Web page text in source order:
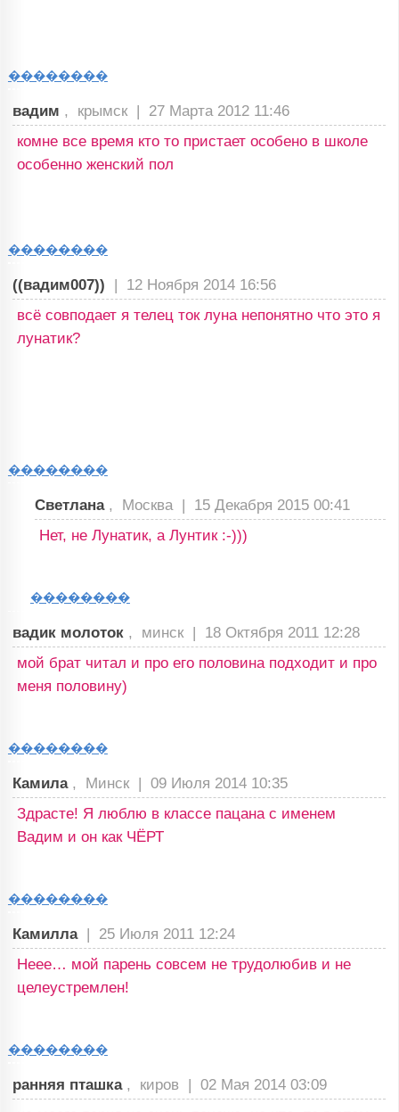
��������
вадим , крымск | 27 Марта 2012 11:46
комне все время кто то пристает особено в школе
особенно женский пол
��������
((вадим007)) | 12 Ноября 2014 16:56
всё совподает я телец ток луна непонятно что это я
лунатик?
��������
Светлана , Москва | 15 Декабря 2015 00:41
Нет, не Лунатик, а Лунтик :-)))
��������
вадик молоток , минск | 18 Октября 2011 12:28
мой брат читал и про его половина подходит и про
меня половину)
��������
Камила , Минск | 09 Июля 2014 10:35
Здрасте! Я люблю в классе пацана с именем
Вадим и он как ЧЁРТ
��������
Камилла | 25 Июля 2011 12:24
Неее… мой парень совсем не трудолюбив и не
целеустремлен!
��������
ранняя пташка , киров | 02 Мая 2014 03:09